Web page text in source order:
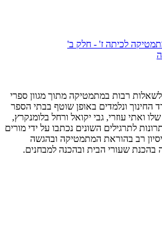
רבות במתמטיקה מתוך מגוון ספרי
החינוך ונלמדים באופן שוטף בבתי הספר
שלו ואתי עוזרי, גבי יקואל ורחל בלומנקרץ,
לתרגילים השונים נכתבו על ידי מורים
רב בהוראת המתמטיקה ובהגשה
בהכנת שעורי הבית ובהכנה למבחנים.